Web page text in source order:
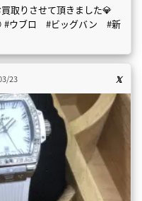
取りさせて頂きました💎
#ウブロ #ビッグバン #新
23